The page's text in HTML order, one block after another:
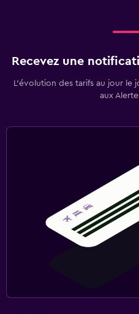
Recevez une
L’évolution des tarifs au jour
aux